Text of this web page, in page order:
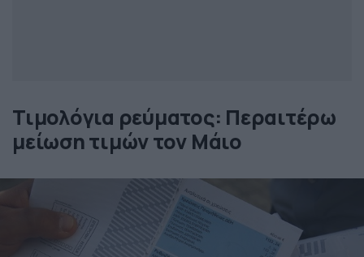
Τιμολόγια ρεύματος: Περαιτέρω
μείωση τιμών τον Μάιο